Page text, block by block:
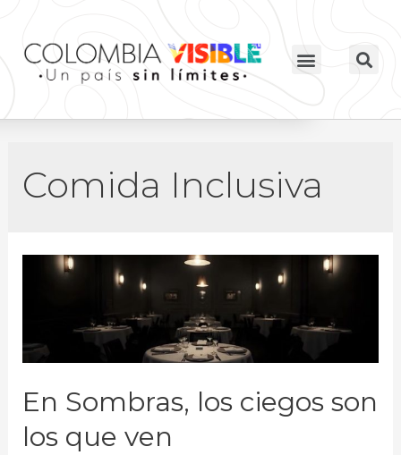
Comida Inclusiva
En Sombras, los ciegos son
los que ven